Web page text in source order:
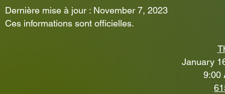
Dernière mise à jour : November 7, 2023
Ces informations sont officielles.
January
9:00